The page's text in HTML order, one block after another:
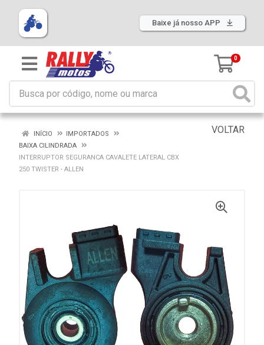
Baixe já nosso APP
0
VOLTAR
INÍCIO
IMPORTADOS
BAIXA CILINDRADA
INTERRUPTOR SEGURANCA CAVALETE LATERAL CBX
250 TWISTER - ALLEN